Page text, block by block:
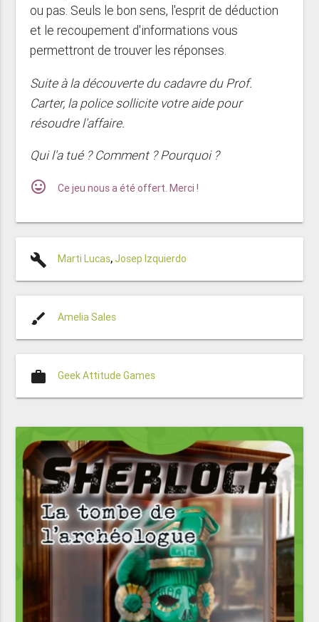
ou pas. Seuls le bon sens, l'esprit de déduction
et le recoupement d'informations vous
permettront de trouver les réponses.
Suite à la découverte du cadavre du Prof.
Carter, la police sollicite votre aide pour
résoudre l'affaire.
Qui l'a tué ? Comment ? Pourquoi ?
mood Ce jeu nous a été offert. Merci !
build Marti Lucas, Josep Izquierdo
brush Amelia Sales
work Geek Attitude Games